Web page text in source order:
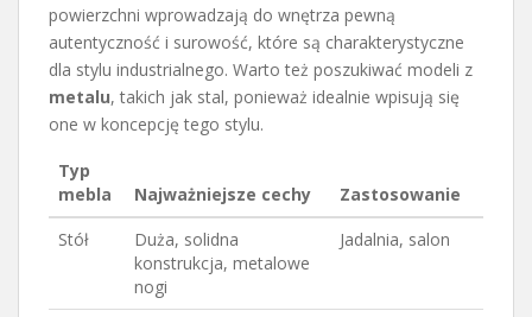
powierzchni wprowadzają do wnętrza pewną
autentyczność i surowość, które są charakterystyczne
dla stylu industrialnego. Warto też poszukiwać modeli z
metalu, takich jak stal, ponieważ idealnie wpisują się
one w koncepcję tego stylu.
Typ
mebla
Najważniejsze cechy
Zastosowanie
Stół
Duża, solidna
konstrukcja, metalowe
nogi
Jadalnia, salon